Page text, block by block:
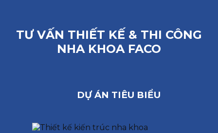
TƯ VẤN THIẾT KẾ & THI CÔNG
NHA KHOA FACO
DỰ ÁN TIÊU BIỂU